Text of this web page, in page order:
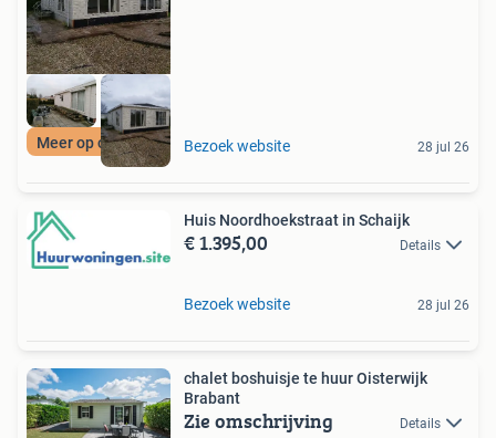
Meer op onze site Bezoek website 28 jul 26
Huis Noordhoekstraat in Schaijk
€ 1.395,00 Details
Bezoek website 28 jul 26
chalet boshuisje te huur Oisterwijk
Brabant
Zie omschrijving Details